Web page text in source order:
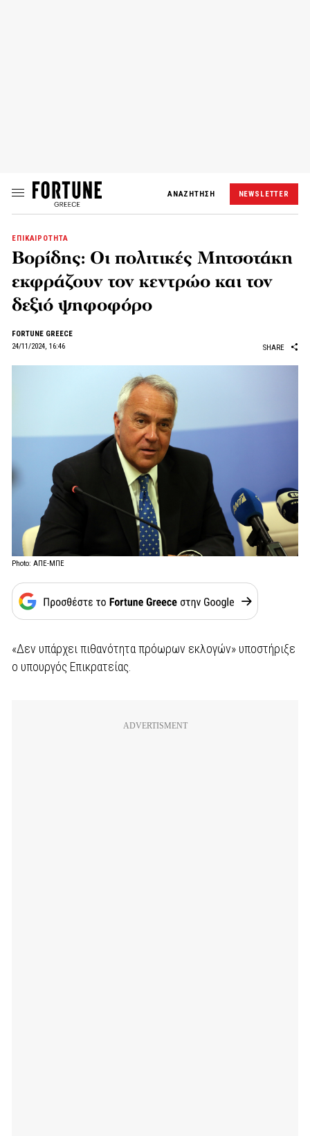
ΑΝΑΖΗΤΗΣΗ NEWSLETTER
ΕΠΙΚΑΙΡΟΤΗΤΑ
Βορίδης: Οι πολιτικές Μητσοτάκη
εκφράζουν τον κεντρώο και τον
δεξιό ψηφοφόρο
FORTUNE GREECE
24/11/2024, 16:46
SHARE
Photo: ΑΠΕ-ΜΠΕ
«Δεν υπάρχει πιθανότητα πρόωρων εκλογών» υποστήριξε
ο υπουργός Επικρατείας.